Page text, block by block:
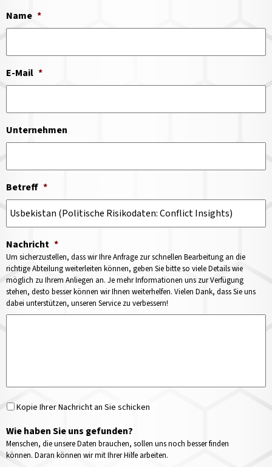
Name *
E-Mail *
Unternehmen
Betreff *
Nachricht *
Um sicherzustellen, dass wir Ihre Anfrage zur schnellen Bearbeitung an die
richtige Abteilung weiterleiten können, geben Sie bitte so viele Details wie
möglich zu Ihrem Anliegen an. Je mehr Informationen uns zur Verfügung
stehen, desto besser können wir Ihnen weiterhelfen. Vielen Dank, dass Sie uns
dabei unterstützen, unseren Service zu verbessern!
Kopie Ihrer Nachricht an Sie schicken
Wie haben Sie uns gefunden?
Menschen, die unsere Daten brauchen, sollen uns noch besser finden
können. Daran können wir mit Ihrer Hilfe arbeiten.